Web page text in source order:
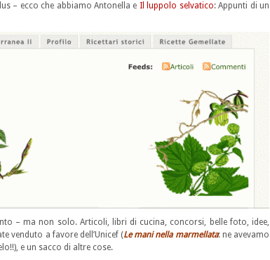
– ecco che abbiamo Antonella e Il luppolo selvatico: Appunti di un
– ma non solo. Articoli, libri di cucina, concorsi, belle foto, idee,
venduto a favore dell’Unicef (Le mani nella marmellata: ne avevamo
e un sacco di altre cose.